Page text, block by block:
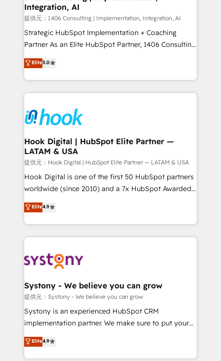
Outbound Marketing - HubSpot CMS Website
Design & Development We empower our clients to
reach their full potential by providing transparent,
relationship-driven support. With over 300 HubSpot
technical know-how and strategic guidance you
need to succeed.
Integration, AI
提供元：1406 Consulting | Implementation, Integration, AI
Strategic HubSpot Implementation + Coaching
Partner As an Elite HubSpot Partner, 1406 Consulting
helps mid-market revenue teams transform how
they sell, market, and serve. We don't just build your
HubSpot—we teach your team to own it, then stay
to help you keep winning. What We Do ⚙️ CRM
Data & Content 📈 Sales & Marketing Alignment +
Revenue Team Enablement 🤖 Breeze AI & Custom
Agent Creation 🔄 Custom Integrations & Data
Migration Why 1406 We become part of your team.
Your team learns while we build. We fix what others
broke. Built for mid-market reality—practical
solutions that work with your actual headcount and
HubSpot partners 🔄 Top 5% globally in client
retention 📅 10+ years of consistent results Who We
beyond spreadsheets into unified systems that
drive real business results.
Elite5.0
Hook Digital | HubSpot Elite Partner —
LATAM & USA
提供元：Hook Digital | HubSpot Elite Partner — LATAM & USA
Hook Digital is one of the first 50 HubSpot partners
worldwide (since 2010) and a 7x HubSpot Awarded
Elite Partner. With 500+ projects across the U.S.,
Brazil, and LATAM, we combine global expertise with
regional experience. Today, we are Brazil’s largest
HubSpot Elite Partner—trusted by companies across
Implementation & Migration Onboarding across all
Station, Freshdesk, Intercom, and more. Custom
objects, automations, and integrations built for
growth. 🚀 AI-Driven GTM Orchestration Unify
HubSpot with LinkedIn, WhatsApp, email, paid
Agent Development Deploy AI agents for
prospecting, follow-ups, service triage, and
Elite4.9
Systony - We believe you can grow
提供元：Systony - We believe you can grow
Systony is an experienced HubSpot CRM
implementation partner. We make sure to put your
organization's needs and goals first and think along
with your organization. We are only satisfied once
you are too. Why Systony? - 20+ years of
Elite4.9